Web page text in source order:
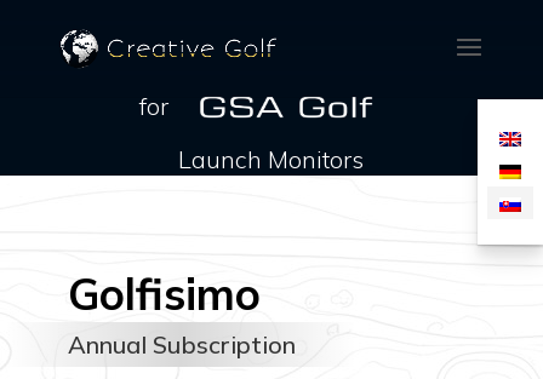
for
Launch Monitors
Golfisimo
Annual Subscription